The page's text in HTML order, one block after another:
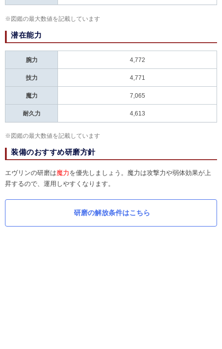
※図鑑の最大数値を記載しています
潜在能力
腕力 4,772
技力 4,771
魔力 7,065
耐久力 4,613
※図鑑の最大数値を記載しています
装備のおすすめ研磨方針
エヴリンの研磨は魔力 を優先しましょう。魔力は攻撃力や弱体効果が上
昇するので、運用しやすくなります。
研磨の解放条件はこちら